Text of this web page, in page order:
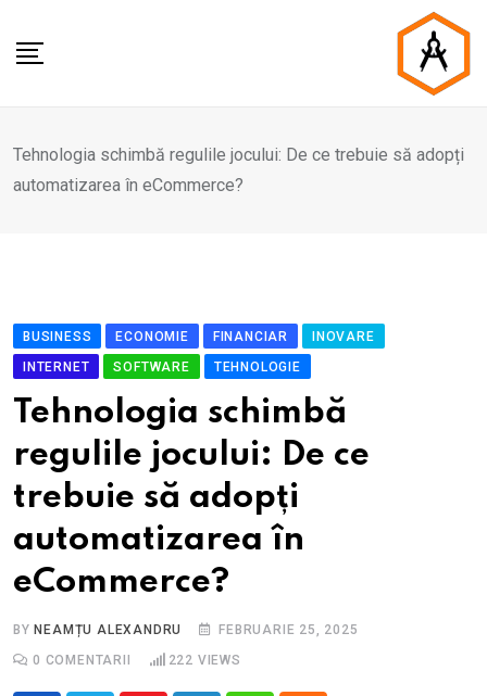
Tehnologia schimbă regulile jocului: De ce trebuie să adopți
automatizarea în eCommerce?
BUSINESS ECONOMIE FINANCIAR
INOVARE
INTERNET
SOFTWARE TEHNOLOGIE
Tehnologia schimbă
regulile jocului: De ce
trebuie să adopți
automatizarea în
eCommerce?
BY NEAMȚU ALEXANDRU
FEBRUARIE 25, 2025
0 COMENTARII 222 VIEWS